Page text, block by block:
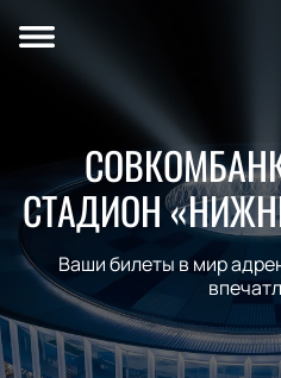
СТАДИОН
Ваши билеты в мир